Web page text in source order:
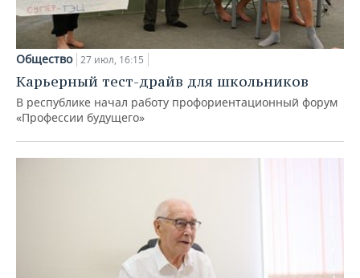
Общество 27 июл, 16:15
Карьерный тест-драйв для школьников
В республике начал работу профориентационный форум
«Профессии будущего»